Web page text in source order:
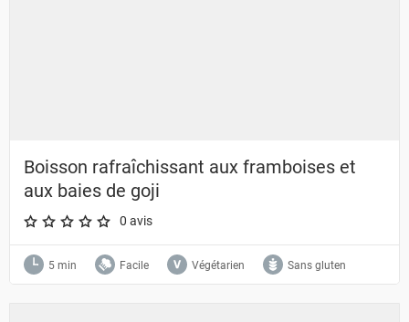
Boisson rafraîchissant aux framboises et
aux baies de goji
A star rating of 0 out of 5.
0 avis
5 min Facile Végétarien Sans gluten